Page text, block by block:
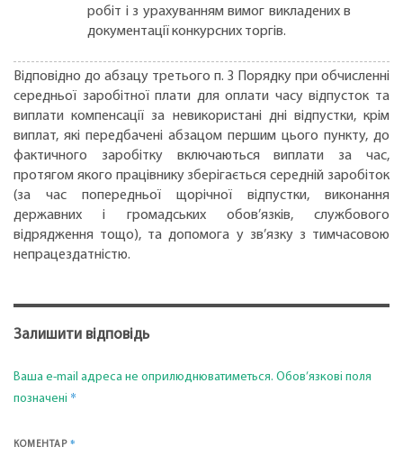
робіт і з урахуванням вимог викладених в
документації конкурсних торгів.
Відповідно до абзацу третього п. 3 Порядку при обчисленні
середньої заробітної плати для оплати часу відпусток та
виплати компенсації за невикористані дні відпустки, крім
виплат, які передбачені абзацом першим цього пункту, до
фактичного заробітку включаються виплати за час,
протягом якого працівнику зберігається середній заробіток
(за час попередньої щорічної відпустки, виконання
державних і громадських обов’язків, службового
відрядження тощо), та допомога у зв’язку з тимчасовою
непрацездатністю.
Залишити відповідь
Ваша e-mail адреса не оприлюднюватиметься. Обов’язкові поля
позначені *
КОМЕНТАР *